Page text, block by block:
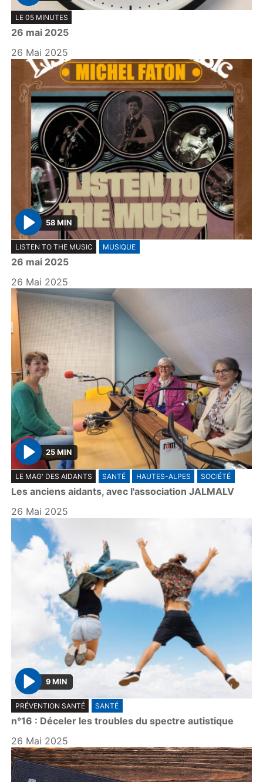
P
l
a
y
LE 05 MINUTES
26 mai 2025
26 Mai 2025
P
l
a
y
58 MIN
LISTEN TO THE MUSIC MUSIQUE
26 mai 2025
26 Mai 2025
P
l
a
y
25 MIN
LE MAG' DES AIDANTS SANTÉ HAUTES-ALPES SOCIÉTÉ
Les anciens aidants, avec l'association JALMALV
26 Mai 2025
P
l
a
y
9 MIN
PRÉVENTION SANTÉ SANTÉ
n°16 : Déceler les troubles du spectre autistique
26 Mai 2025